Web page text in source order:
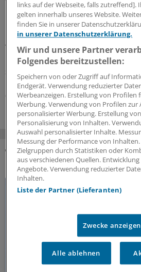
Typ-2-Diabetes und Adipositas
Erkrankungen: Sie wirken sich auf
Organsysteme aus und
Kosten. Ganzheitliche Prävention
Versorgung die unterschiedlichen
Blick nimmt und Risiken früh
Sonderbericht Mit freundlicher
Deutschland GmbH, Mannheim
03.08.2026
DAS KÖNNTE SIE AUCH
links auf der Webseite, falls zutreffend].
gelten innerhalb unseres Website.
finden Sie in unserer
in unserer Datenschutzerklärung.
Wir und unsere Partner
Folgendes bereitzustellen:
Speichern von oder Zugriff auf
Endgerät. Verwendung reduzierter
Werbeanzeigen. Erstellung von Profilen
Werbung. Verwendung von Profilen zur
personalisierter Werbung. Erstellung
Personalisierung von Inhalten.
Auswahl personalisierter Inhalte.
Messung der Performance von
Zielgruppen durch Statistiken oder
aus verschiedenen Quellen.
Angebote. Verwendung reduzierter
Inhalten.
Liste der Partner (Lieferanten)
Zwecke anzeigen
Alle ablehnen